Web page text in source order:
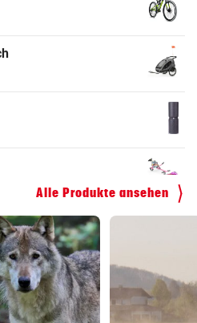
Alle Produkte ansehen